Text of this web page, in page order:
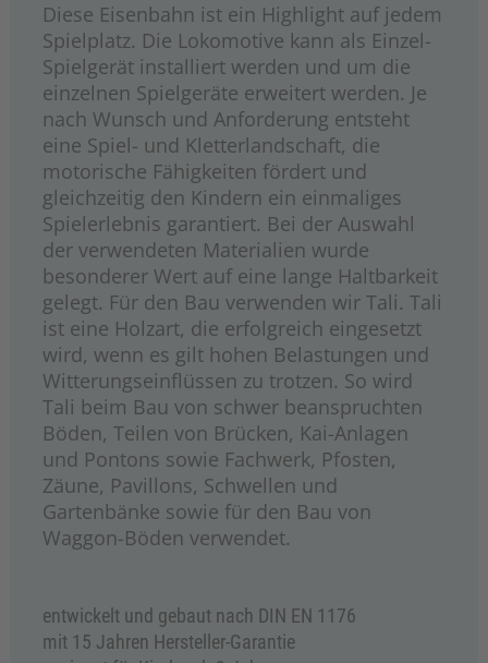
Diese Eisenbahn ist ein Highlight auf jedem
Spielplatz. Die Lokomotive kann als Einzel-
Spielgerät installiert werden und um die
einzelnen Spielgeräte erweitert werden. Je
nach Wunsch und Anforderung entsteht
eine Spiel- und Kletterlandschaft, die
motorische Fähigkeiten fördert und
gleichzeitig den Kindern ein einmaliges
Spielerlebnis garantiert. Bei der Auswahl
der verwendeten Materialien wurde
besonderer Wert auf eine lange Haltbarkeit
gelegt. Für den Bau verwenden wir Tali. Tali
ist eine Holzart, die erfolgreich eingesetzt
wird, wenn es gilt hohen Belastungen und
Witterungseinflüssen zu trotzen. So wird
Tali beim Bau von schwer beanspruchten
Böden, Teilen von Brücken, Kai-Anlagen
und Pontons sowie Fachwerk, Pfosten,
Zäune, Pavillons, Schwellen und
Gartenbänke sowie für den Bau von
Waggon-Böden verwendet.
entwickelt und gebaut nach DIN EN 1176
mit 15 Jahren Hersteller-Garantie